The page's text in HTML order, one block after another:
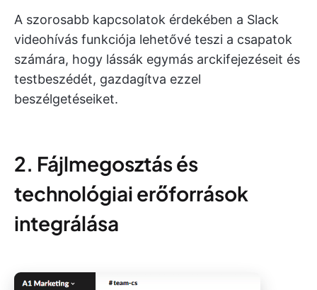
A szorosabb kapcsolatok érdekében a Slack
videohívás funkciója lehetővé teszi a csapatok
számára, hogy lássák egymás arckifejezéseit és
testbeszédét, gazdagítva ezzel
beszélgetéseiket.
2. Fájlmegosztás és
technológiai erőforrások
integrálása